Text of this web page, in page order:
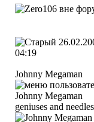
04:19
Johnny Megaman
geniuses and